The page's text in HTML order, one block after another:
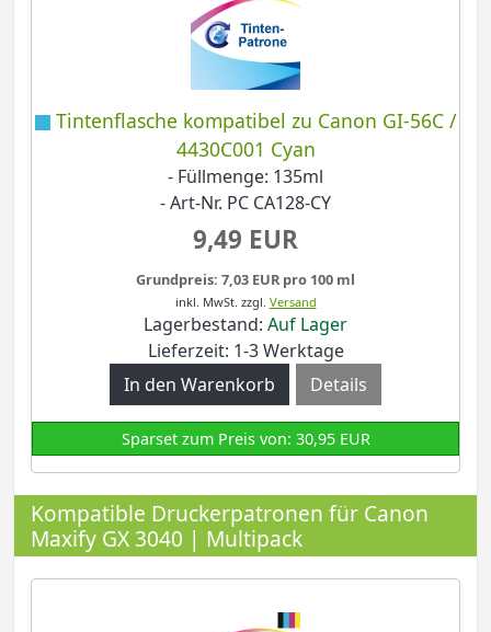
Tintenflasche kompatibel zu Canon GI-56C /
4430C001 Cyan
- Füllmenge: 135ml
- Art-Nr. PC CA128-CY
9,49 EUR
Grundpreis: 7,03 EUR pro 100 ml
inkl. MwSt. zzgl. Versand
Lagerbestand: Auf Lager
Lieferzeit: 1-3 Werktage
Details
Sparset zum Preis von: 30,95 EUR
Kompatible Druckerpatronen für Canon
Maxify GX 3040 | Multipack